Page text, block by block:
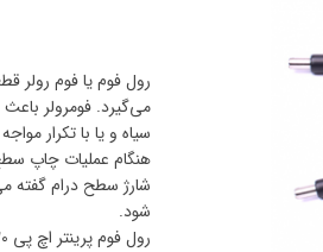
رول فوم یا فوم رولر
می‌گیرد. فومرولر
سیاه و یا با تکرار
هنگام عملیات چاپ سطح
شارژ سطح درام گفته
شود.
رول فوم پرینتر اچ پی 1320 با دستگاههای زیر سازگار است: